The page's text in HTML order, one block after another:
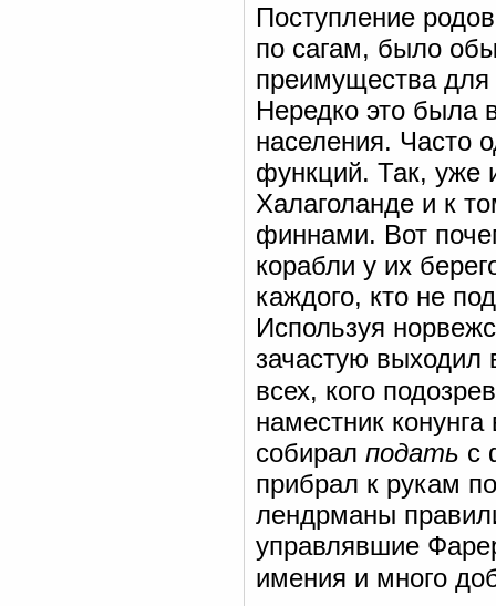
Поступление
по сагам, было
преимущества для
Нередко это была
населения. Часто
функций. Так, уже
Халаголанде и к
финнами. Вот
корабли у их
каждого, кто не
Используя
зачастую выходил
всех, кого
наместник
собирал подать с
прибрал к рукам
лендрманы
управлявшие
имения и много